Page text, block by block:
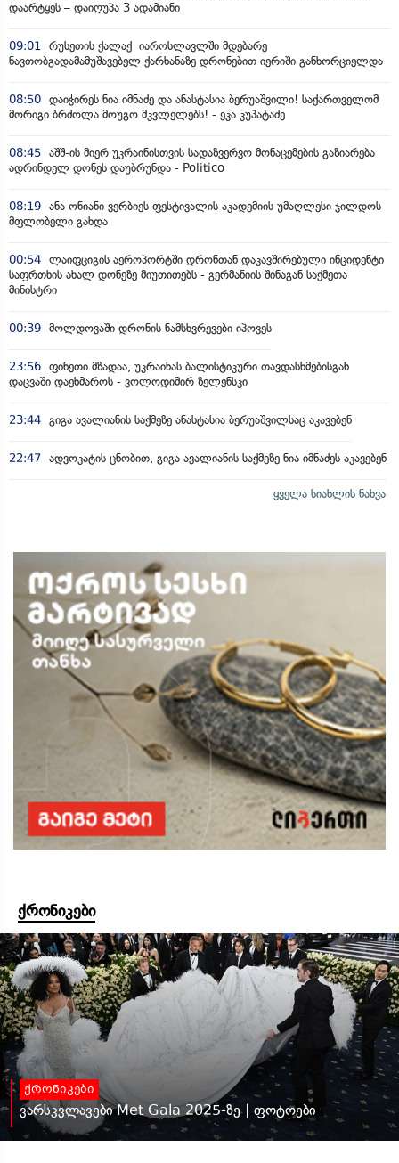
დაარტყეს – დაიღუპა 3 ადამიანი
09:01 რუსეთის ქალაქ იაროსლავლში მდებარე
ნავთობგადამამუშავებელ ქარხანაზე დრონებით იერიში განხორციელდა
08:50 დაიჭირეს ნია იმნაძე და ანასტასია ბერუაშვილი! საქართველომ
მორიგი ბრძოლა მოუგო მკვლელებს! - ეკა კუპატაძე
08:45 აშშ-ის მიერ უკრაინისთვის სადაზვერვო მონაცემების გაზიარება
ადრინდელ დონეს დაუბრუნდა - Politico
08:19 ანა ონიანი ვერბიეს ფესტივალის აკადემიის უმაღლესი ჯილდოს
მფლობელი გახდა
00:54 ლაიფციგის აეროპორტში დრონთან დაკავშირებული ინციდენტი
საფრთხის ახალ დონეზე მიუთითებს - გერმანიის შინაგან საქმეთა
მინისტრი
00:39 მოლდოვაში დრონის ნამსხვრევები იპოვეს
23:56 ფინეთი მზადაა, უკრაინას ბალისტიკური თავდასხმებისგან
დაცვაში დაეხმაროს - ვოლოდიმირ ზელენსკი
23:44 გიგა ავალიანის საქმეზე ანასტასია ბერუაშვილსაც აკავებენ
22:47 ადვოკატის ცნობით, გიგა ავალიანის საქმეზე ნია იმნაძეს აკავებენ
ყველა სიახლის ნახვა
ქრონიკები
ქრონიკები
ვარსკვლავები Met Gala 2025-ზე | ფოტოები